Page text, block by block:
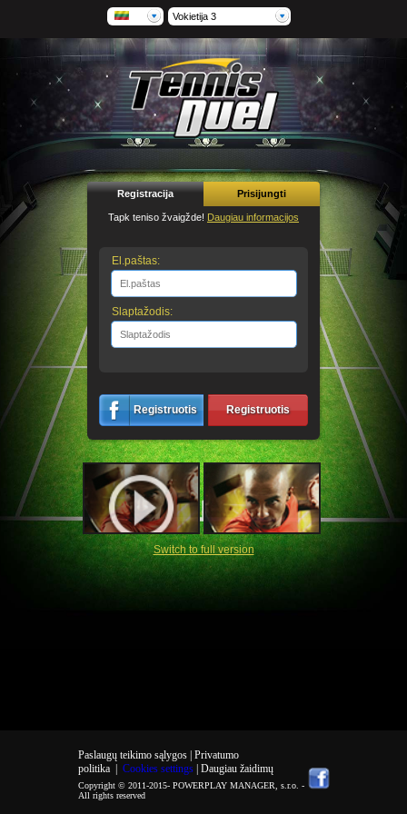
Vokietija 3
Registracija Prisijungti
Tapk teniso žvaigžde! Daugiau informacijos
El.paštas:
Slaptažodis:
Registruotis Registruotis
Switch to full version
Paslaugų teikimo sąlygos | Privatumo
politika| Cookies settings | Daugiau žaidimų
Copyright © 2011-2015- POWERPLAY MANAGER, s.r.o. -
All rights reserved